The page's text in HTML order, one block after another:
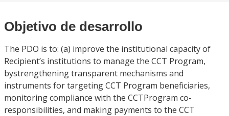
Objetivo de desarrollo
The PDO is to: (a) improve the institutional capacity of
Recipient’s institutions to manage the CCT Program,
bystrengthening transparent mechanisms and
instruments for targeting CCT Program beneficiaries,
monitoring compliance with the CCTProgram co-
responsibilities, and making payments to the CCT